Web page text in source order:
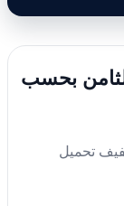
بحسب
تحميل